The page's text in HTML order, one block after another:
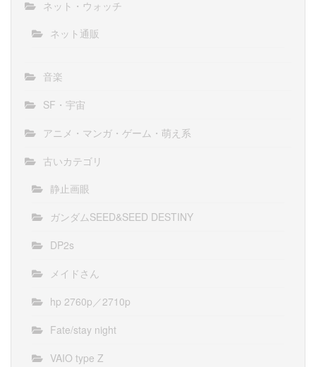
ネット・ウォッチ
ネット通販
音楽
SF・宇宙
アニメ・マンガ・ゲーム・萌え系
古いカテゴリ
静止画眼
ガンダムSEED&SEED DESTINY
DP2s
メイドさん
hp 2760p／2710p
Fate/stay night
VAIO type Z